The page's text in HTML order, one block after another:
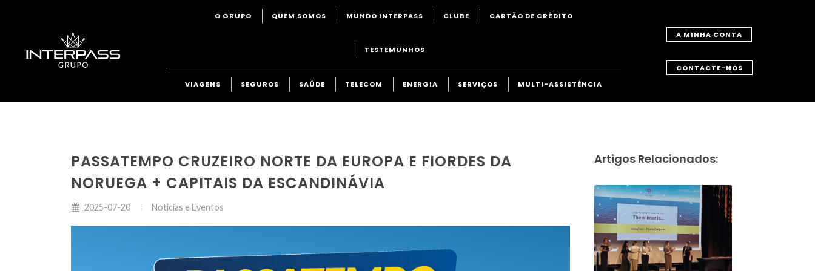
O GRUPO QUEM SOMOS MUNDO INTERPASS CLUBE CARTÃO DE CRÉDITO
TESTEMUNHOS
VIAGENS SEGUROS SAÚDE TELECOM ENERGIA SERVIÇOS MULTI-ASSISTÊNCIA
A MINHA CONTA
CONTACTE-NOS
PASSATEMPO CRUZEIRO NORTE DA EUROPA E FIORDES DA
NORUEGA + CAPITAIS DA ESCANDINÁVIA
2025-07-20 Noticias e Eventos
Artigos Relacionados: